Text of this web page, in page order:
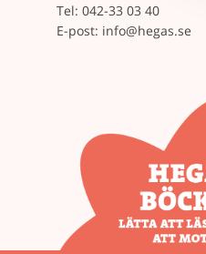
Tel: 042-33 03 40
E-post: info@hegas.se